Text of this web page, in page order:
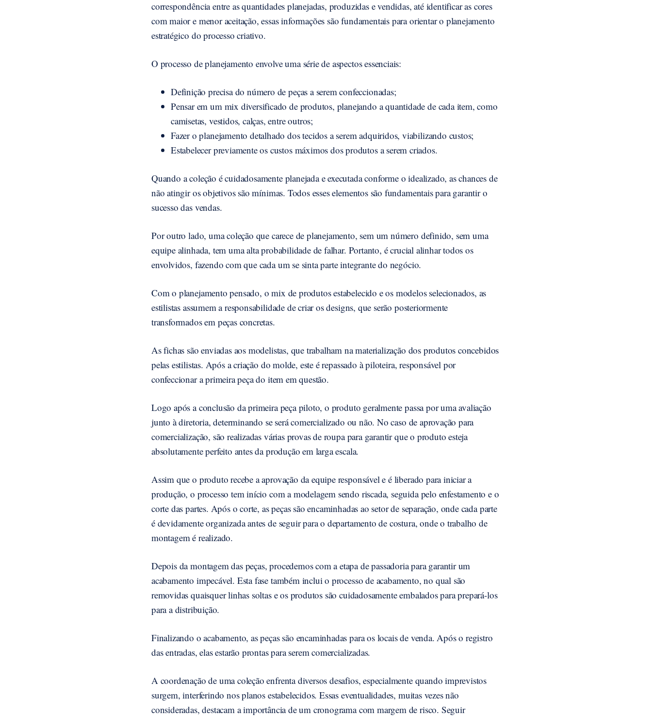
correspondência entre as quantidades planejadas, produzidas e vendidas, até identificar as cores
com maior e menor aceitação, essas informações são fundamentais para orientar o planejamento
estratégico do processo criativo.
O processo de planejamento envolve uma série de aspectos essenciais:
Definição precisa do número de peças a serem confeccionadas;
Pensar em um mix diversificado de produtos, planejando a quantidade de cada item, como
camisetas, vestidos, calças, entre outros;
Fazer o planejamento detalhado dos tecidos a serem adquiridos, viabilizando custos;
Estabelecer previamente os custos máximos dos produtos a serem criados.
Quando a coleção é cuidadosamente planejada e executada conforme o idealizado, as chances de
não atingir os objetivos são mínimas. Todos esses elementos são fundamentais para garantir o
sucesso das vendas.
Por outro lado, uma coleção que carece de planejamento, sem um número definido, sem uma
equipe alinhada, tem uma alta probabilidade de falhar. Portanto, é crucial alinhar todos os
envolvidos, fazendo com que cada um se sinta parte integrante do negócio.
Com o planejamento pensado, o mix de produtos estabelecido e os modelos selecionados, as
estilistas assumem a responsabilidade de criar os designs, que serão posteriormente
transformados em peças concretas.
As fichas são enviadas aos modelistas, que trabalham na materialização dos produtos concebidos
pelas estilistas. Após a criação do molde, este é repassado à piloteira, responsável por
confeccionar a primeira peça do item em questão.
Logo após a conclusão da primeira peça piloto, o produto geralmente passa por uma avaliação
junto à diretoria, determinando se será comercializado ou não. No caso de aprovação para
comercialização, são realizadas várias provas de roupa para garantir que o produto esteja
absolutamente perfeito antes da produção em larga escala.
Assim que o produto recebe a aprovação da equipe responsável e é liberado para iniciar a
produção, o processo tem início com a modelagem sendo riscada, seguida pelo enfestamento e o
corte das partes. Após o corte, as peças são encaminhadas ao setor de separação, onde cada parte
é devidamente organizada antes de seguir para o departamento de costura, onde o trabalho de
montagem é realizado.
Depois da montagem das peças, procedemos com a etapa de passadoria para garantir um
acabamento impecável. Esta fase também inclui o processo de acabamento, no qual são
removidas quaisquer linhas soltas e os produtos são cuidadosamente embalados para prepará-los
para a distribuição.
Finalizando o acabamento, as peças são encaminhadas para os locais de venda. Após o registro
das entradas, elas estarão prontas para serem comercializadas.
A coordenação de uma coleção enfrenta diversos desafios, especialmente quando imprevistos
surgem, interferindo nos planos estabelecidos. Essas eventualidades, muitas vezes não
consideradas, destacam a importância de um cronograma com margem de risco. Seguir